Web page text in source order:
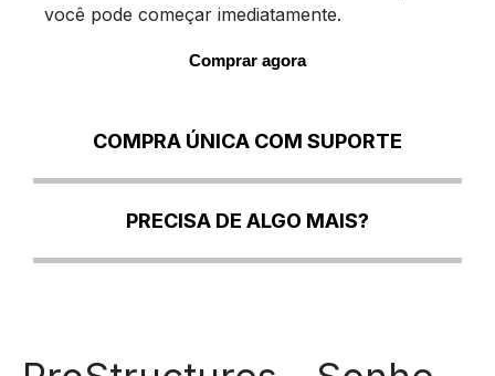
COMPRA ÚNICA COM SUPORTE
PRECISA DE ALGO MAIS?
você pode começar imediatamente.
Comprar agora